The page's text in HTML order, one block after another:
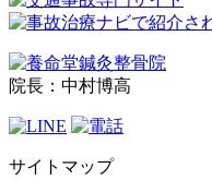
院長：中村博高
サイトマップ